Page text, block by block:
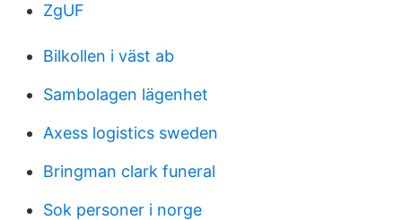
ZgUF
Bilkollen i väst ab
Sambolagen lägenhet
Axess logistics sweden
Bringman clark funeral
Sok personer i norge